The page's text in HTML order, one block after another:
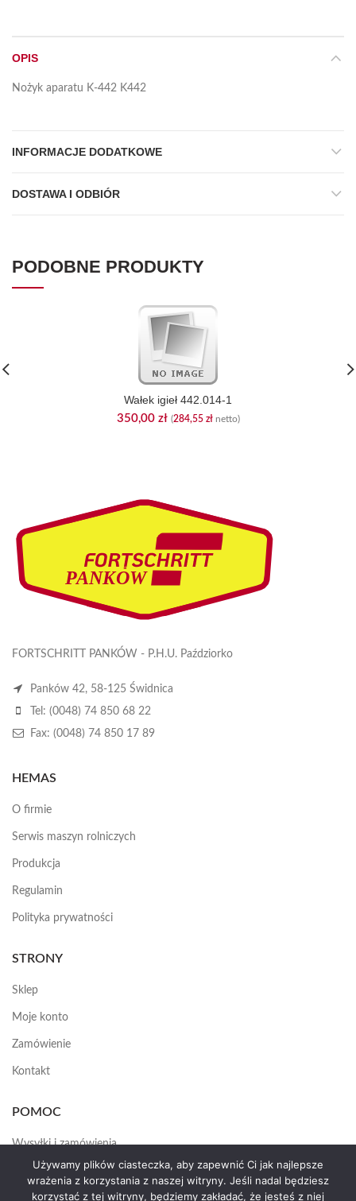
OPIS
Nożyk aparatu K-442 K442
INFORMACJE DODATKOWE
DOSTAWA I ODBIÓR
PODOBNE PRODUKTY
Wałek igieł 442.014-1
350,00 zł (284,55 złnetto)
FORTSCHRITT PANKÓW - P.H.U. Paździorko
Panków 42, 58-125 Świdnica
Tel: (0048) 74 850 68 22
Fax: (0048) 74 850 17 89
HEMAS
O firmie
Serwis maszyn rolniczych
Produkcja
Regulamin
Polityka prywatności
STRONY
Sklep
Moje konto
Zamówienie
Kontakt
POMOC
Wysyłki i zamówienia
Jak założyć konto
Używamy plików ciasteczka, aby zapewnić Ci jak najlepsze
wrażenia z korzystania z naszej witryny. Jeśli nadal będziesz
korzystać z tej witryny, będziemy zakładać, że jesteś z niej